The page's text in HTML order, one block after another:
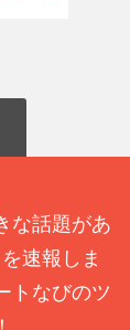
な話題があ
速報しま
トなびのツ